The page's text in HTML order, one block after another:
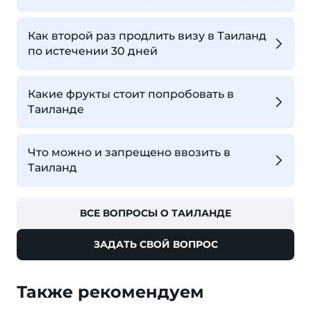
Как второй раз продлить визу в Таиланд
по истечении 30 дней
Какие фрукты стоит попробовать в
Таиланде
Что можно и запрещено ввозить в
Таиланд
ВСЕ ВОПРОСЫ О ТАИЛАНДЕ
ЗАДАТЬ СВОЙ ВОПРОС
Также рекомендуем